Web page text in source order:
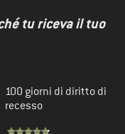
tu riceva il tuo
100 giorni di diritto di
recesso